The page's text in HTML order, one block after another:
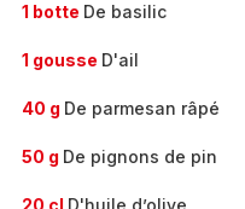
1 botte De basilic
1 gousse D'ail
40 g De parmesan râpé
50 g De pignons de pin
20 cl D'huile d’olive